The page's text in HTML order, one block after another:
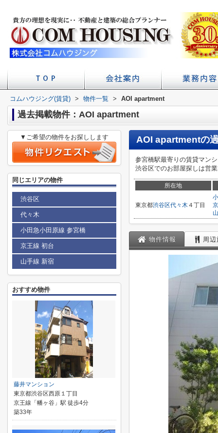
店舗へのアクセス
会社概要
コムハウジング(賃貸) > 物件一覧 > AOI apartment
過去掲載物件：AOI apartment
AOI apartmentの
参宮橋駅最寄りの賃貸マン
渋谷区でのお部屋探しは営
所在地
東京都渋谷区代々木４丁目
物件情報 周
▼ご希望の物件をお探しします
同じエリアの物件
渋谷区
代々木
小田急小田原線 参宮橋
京王線 初台
山手線 新宿
おすすめ物件
藤井マンション
東京都渋谷区西原１丁目
京王線「幡ヶ谷」駅 徒歩4分
築33年